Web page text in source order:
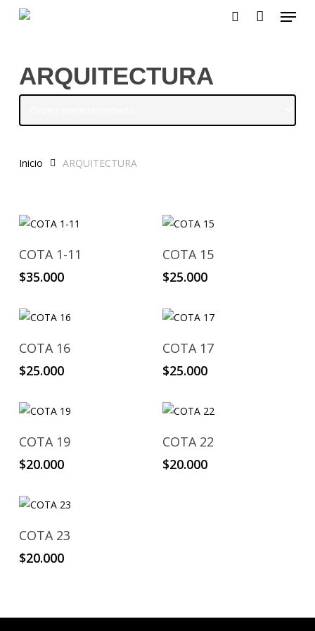
Menu
ARQUITECTURA
Inicio ARQUITECTURA
Añadir Al Carrito
COTA 1-11
$35.000
Añadir Al Carrito
COTA 15
$25.000
Añadir Al Carrito
COTA 16
$25.000
Añadir Al Carrito
COTA 17
$25.000
Añadir Al Carrito
COTA 19
$20.000
Añadir Al Carrito
COTA 22
$20.000
Añadir Al Carrito
COTA 23
$20.000